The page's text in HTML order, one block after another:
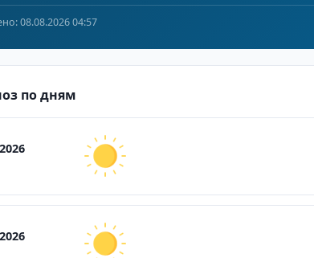
08.08.2026 04:57
по дням